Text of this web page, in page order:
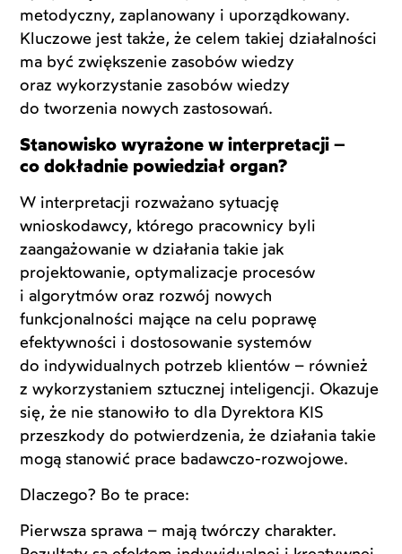
metodyczny, zaplanowany i uporządkowany.
Kluczowe jest także, że celem takiej działalności
ma być zwiększenie zasobów wiedzy
oraz wykorzystanie zasobów wiedzy
do tworzenia nowych zastosowań.
Stanowisko wyrażone w interpretacji –
co dokładnie powiedział organ?
W interpretacji rozważano sytuację
wnioskodawcy, którego pracownicy byli
zaangażowanie w działania takie jak
projektowanie, optymalizacje procesów
i algorytmów oraz rozwój nowych
funkcjonalności mające na celu poprawę
efektywności i dostosowanie systemów
do indywidualnych potrzeb klientów – również
z wykorzystaniem sztucznej inteligencji. Okazuje
się, że nie stanowiło to dla Dyrektora KIS
przeszkody do potwierdzenia, że działania takie
mogą stanowić prace badawczo-rozwojowe.
Dlaczego? Bo te prace:
Pierwsza sprawa – mają twórczy charakter.